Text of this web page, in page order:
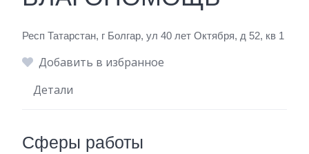
Респ Татарстан, г Болгар, ул 40 лет Октября, д 52, кв 1
Добавить в избранное
Детали
Сферы работы